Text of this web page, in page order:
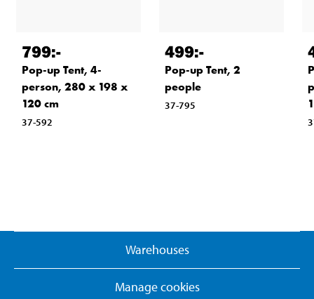
799:-
Pop-up Tent, 4-
person, 280 x 198 x
120 cm
37-592
499:-
Pop-up Tent, 2
people
37-795
Warehouses
Manage cookies